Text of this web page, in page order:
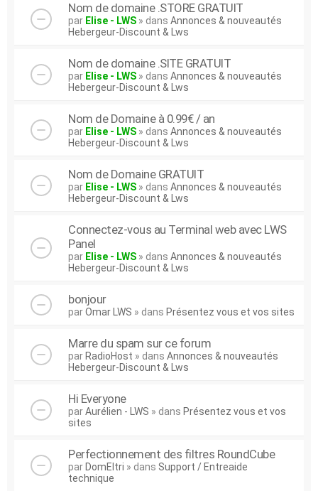
Nom de domaine .STORE GRATUIT
par Elise - LWS » dans Annonces & nouveautés
Hebergeur-Discount & Lws
Nom de domaine .SITE GRATUIT
par Elise - LWS » dans Annonces & nouveautés
Hebergeur-Discount & Lws
Nom de Domaine à 0.99€ / an
par Elise - LWS » dans Annonces & nouveautés
Hebergeur-Discount & Lws
Nom de Domaine GRATUIT
par Elise - LWS » dans Annonces & nouveautés
Hebergeur-Discount & Lws
Connectez-vous au Terminal web avec LWS
Panel
par Elise - LWS » dans Annonces & nouveautés
Hebergeur-Discount & Lws
bonjour
parOmar LWS » dans Présentez vous et vos sites
Marre du spam sur ce forum
par RadioHost » dans Annonces & nouveautés
Hebergeur-Discount & Lws
Hi Everyone
parAurélien - LWS » dans Présentez vous et vos
sites
Perfectionnement des filtres RoundCube
par DomEltri » dans Support / Entreaide
technique